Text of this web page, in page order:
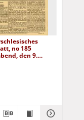
no 185
den 9.